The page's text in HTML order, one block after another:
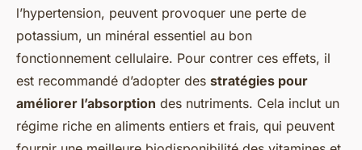
l’hypertension, peuvent provoquer une perte de
potassium, un minéral essentiel au bon
fonctionnement cellulaire. Pour contrer ces effets, il
est recommandé d’adopter des stratégies pour
améliorer l’absorption des nutriments. Cela inclut un
régime riche en aliments entiers et frais, qui peuvent